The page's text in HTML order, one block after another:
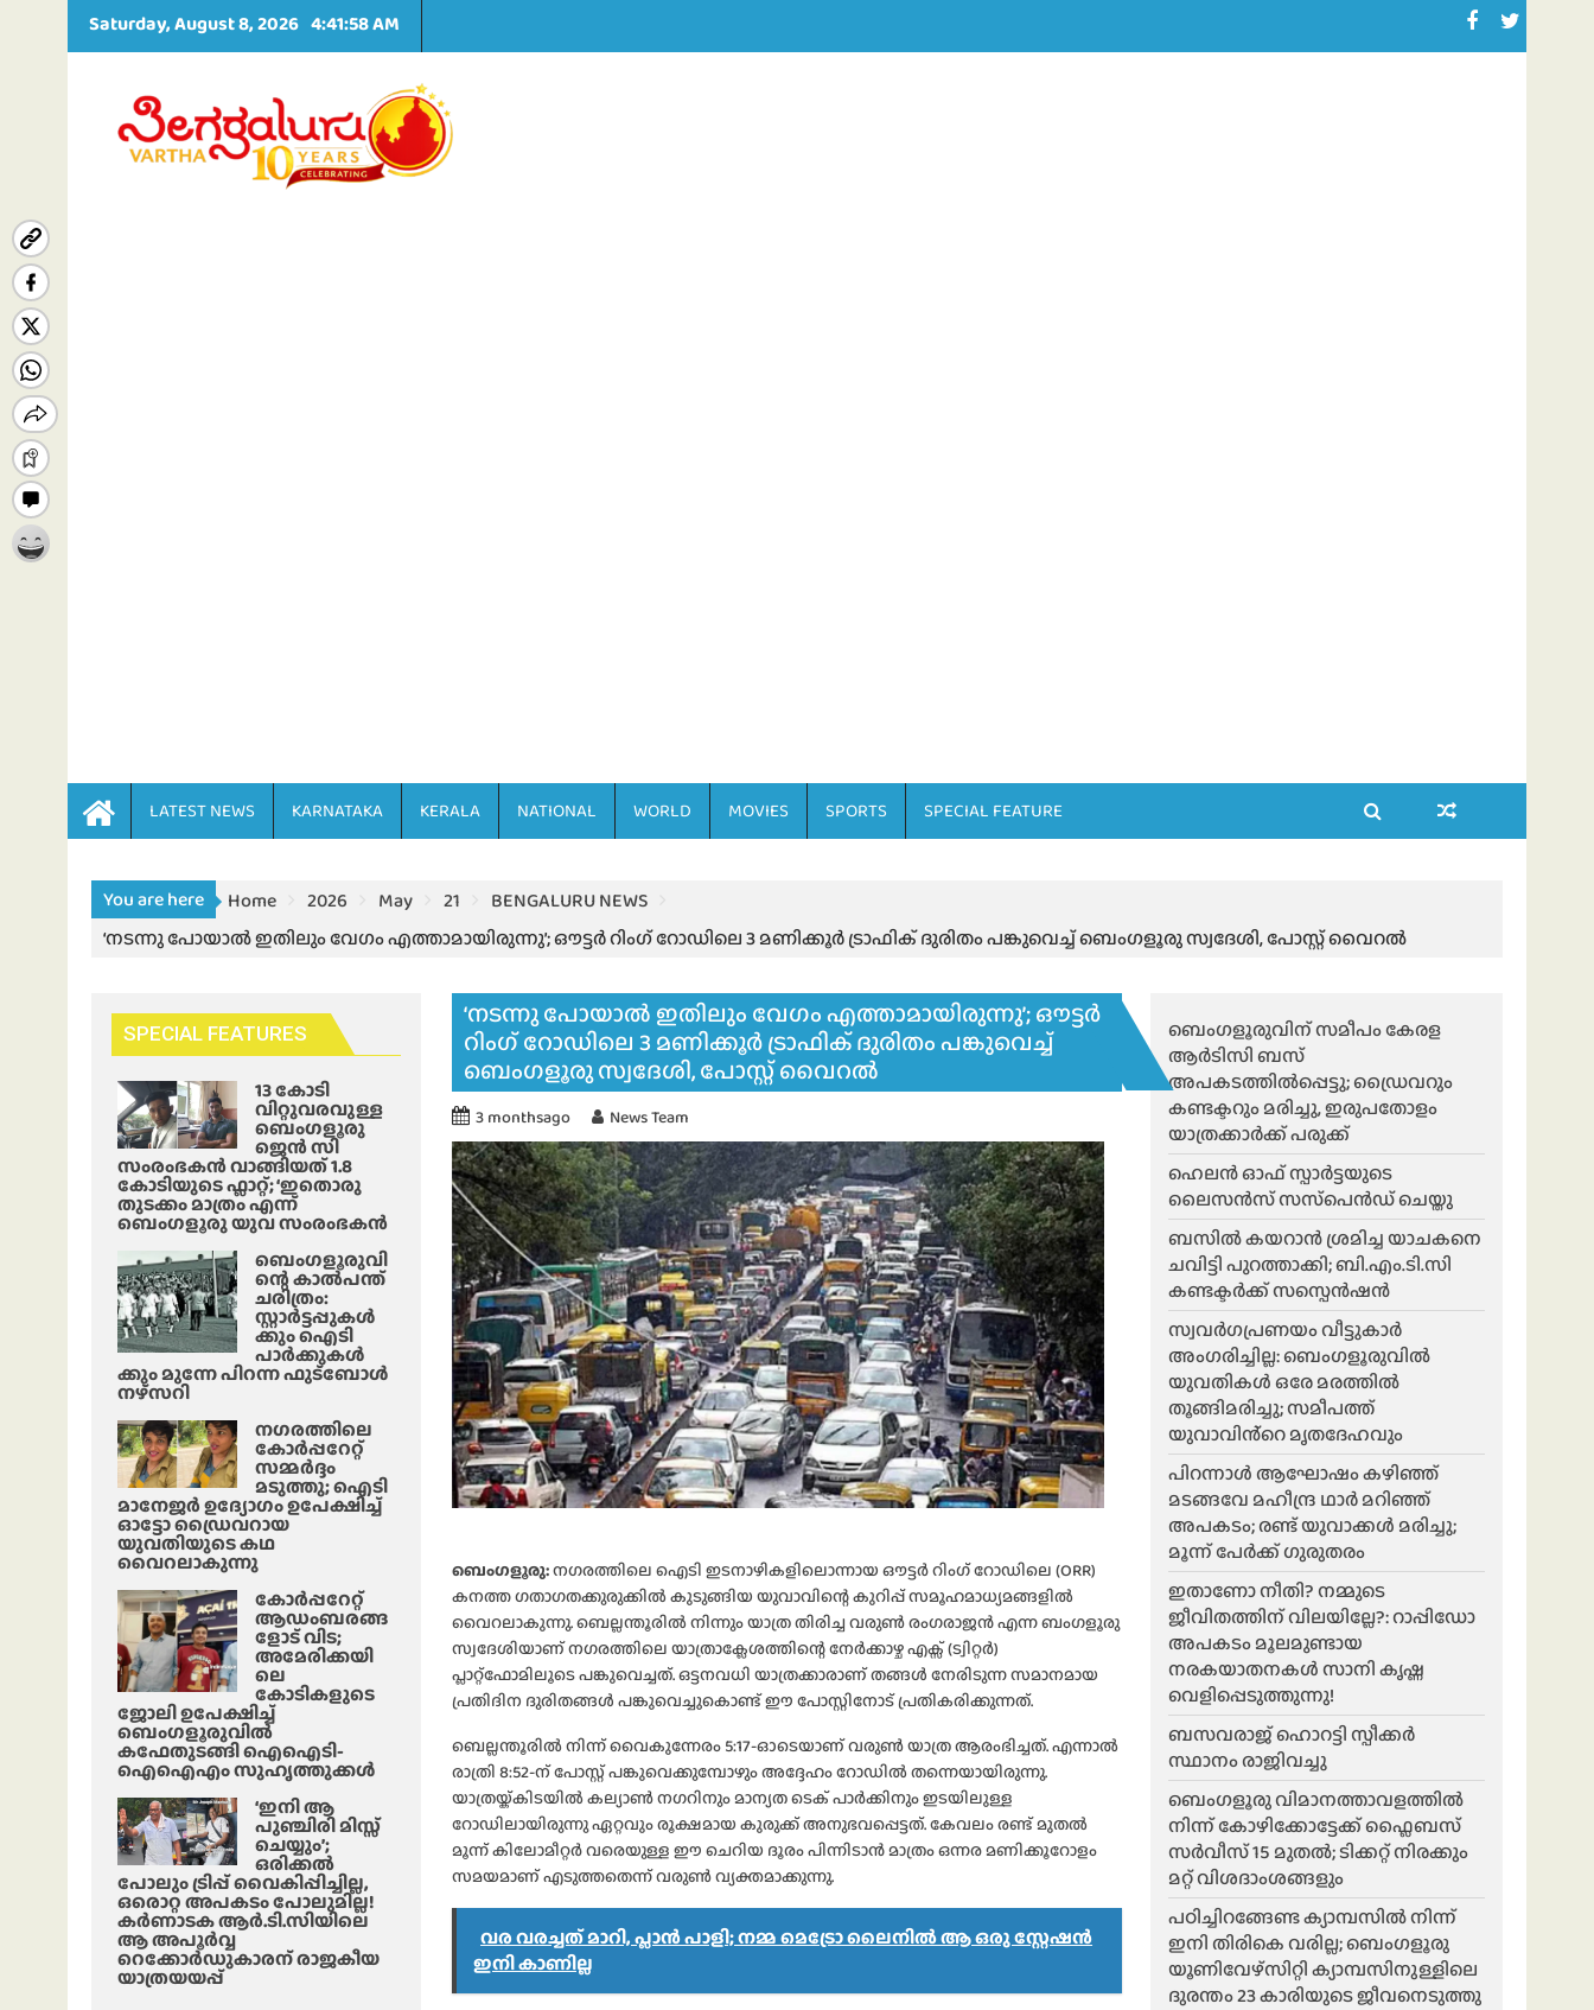
Saturday, August 8, 2026 4:41:59 AM
LATEST NEWS KARNATAKA KERALA NATIONAL WORLD MOVIES SPORTS SPECIAL FEATURE
You are here Home 2026 May 21
BENGALURU NEWS
‘നടന്നു പോയാൽ ഇതിലും വേഗം എത്താമായിരുന്നു’; ഔട്ടർ റിംഗ് റോഡിലെ 3 മണിക്കൂർ ട്രാഫിക് ദുരിതം പങ്കുവെച്ച് ബെംഗളൂരു സ്വദേശി, പോസ്റ്റ് വൈറൽ
‘നടന്നു പോയാൽ ഇതിലും വേഗം എത്താമായിരുന്നു’; ഔട്ടർ
റിംഗ് റോഡിലെ 3 മണിക്കൂർ ട്രാഫിക് ദുരിതം പങ്കുവെച്ച്
ബെംഗളൂരു സ്വദേശി, പോസ്റ്റ് വൈറൽ
3 monthsago News Team
ബെംഗളൂരു:നഗരത്തിലെ ഐടി ഇടനാഴികളിലൊന്നായ ഔട്ടർ റിംഗ് റോഡിലെ (ORR)
കനത്ത ഗതാഗതക്കുരുക്കിൽ കുടുങ്ങിയ യുവാവിന്റെ കുറിപ്പ് സമൂഹമാധ്യമങ്ങളിൽ
വൈറലാകുന്നു. ബെല്ലന്തൂരിൽ നിന്നും യാത്ര തിരിച്ച വരുൺ രംഗരാജൻ എന്ന ബംഗളൂരു
സ്വദേശിയാണ് നഗരത്തിലെ യാത്രാക്ലേശത്തിന്റെ നേർക്കാഴ്ച എക്സ് (ട്വിറ്റർ)
പ്ലാറ്റ്‌ഫോമിലൂടെ പങ്കുവെച്ചത്. ഒട്ടനവധി യാത്രക്കാരാണ് തങ്ങൾ നേരിടുന്ന സമാനമായ
പ്രതിദിന ദുരിതങ്ങൾ പങ്കുവെച്ചുകൊണ്ട് ഈ പോസ്റ്റിനോട് പ്രതികരിക്കുന്നത്.
ബെല്ലന്തൂരിൽ നിന്ന് വൈകുന്നേരം 5:17-ഓടെയാണ് വരുൺ യാത്ര ആരംഭിച്ചത്. എന്നാൽ
രാത്രി 8:52-ന് പോസ്റ്റ് പങ്കുവെക്കുമ്പോഴും അദ്ദേഹം റോഡിൽ തന്നെയായിരുന്നു.
യാത്രയ്ക്കിടയിൽ കല്യാൺ നഗറിനും മാന്യത ടെക് പാർക്കിനും ഇടയിലുള്ള
റോഡിലായിരുന്നു ഏറ്റവും രൂക്ഷമായ കുരുക്ക് അനുഭവപ്പെട്ടത്. കേവലം രണ്ട് മുതൽ
മൂന്ന് കിലോമീറ്റർ വരെയുള്ള ഈ ചെറിയ ദൂരം പിന്നിടാൻ മാത്രം ഒന്നര മണിക്കൂറോളം
സമയമാണ് എടുത്തതെന്ന് വരുൺ വ്യക്തമാക്കുന്നു.
വര വരച്ചത് മാറി, പ്ലാൻ പാളി; നമ്മ മെട്രോ ലൈനിൽ ആ ഒരു സ്റ്റേഷൻ
ഇനി കാണില്ല
SPECIAL FEATURES
13 കോടി
വിറ്റുവരവുള്ള
ബെംഗളൂരു
ജെൻ സി
സംരംഭകൻ വാങ്ങിയത് 1.8
കോടിയുടെ ഫ്ലാറ്റ്; ‘ഇതൊരു
തുടക്കം മാത്രം എന്ന്
ബെംഗളൂരു യുവ സംരംഭകൻ
ബെംഗളൂരുവി
ന്റെ കാൽപന്ത്
ചരിത്രം:
സ്റ്റാർട്ടപ്പുകൾ
ക്കും ഐടി
പാർക്കുകൾ
ക്കും മുന്നേ പിറന്ന ഫുട്ബോൾ
നഴ്സറി
നഗരത്തിലെ
കോർപ്പറേറ്റ്
സമ്മർദ്ദം
മടുത്തു; ഐടി
മാനേജർ ഉദ്യോഗം ഉപേക്ഷിച്ച്
ഓട്ടോ ഡ്രൈവറായ
യുവതിയുടെ കഥ
വൈറലാകുന്നു
കോർപ്പറേറ്റ്
ആഡംബരങ്ങ
ളോട് വിട;
അമേരിക്കയി
ലെ
കോടികളുടെ
ജോലി ഉപേക്ഷിച്ച്
ബെംഗളൂരുവിൽ
കഫേതുടങ്ങി ഐഐടി-
ഐഐഎം സുഹൃത്തുക്കൾ
‘ഇനി ആ
പുഞ്ചിരി മിസ്സ്
ചെയ്യും’;
ഒരിക്കൽ
പോലും ട്രിപ്പ് വൈകിപ്പിച്ചില്ല,
ഒരൊറ്റ അപകടം പോലുമില്ല!
കർണാടക ആർ.ടി.സിയിലെ
ആ അപൂർവ്വ
റെക്കോർഡുകാരന് രാജകീയ
യാത്രയയപ്പ്
ബെംഗളൂരുവിന് സമീപം കേരള
ആർടിസി ബസ്
അപകടത്തിൽപ്പെട്ടു; ഡ്രൈവറും
കണ്ടക്ടറും മരിച്ചു, ഇരുപതോളം
യാത്രക്കാർക്ക് പരുക്ക്
ഹെലന്‍ ഓഫ് സ്പാര്‍ട്ടയുടെ
ലൈസന്‍സ് സസ്‌പെന്‍ഡ് ചെയ്തു
ബസിൽ കയറാൻ ശ്രമിച്ച യാചകനെ
ചവിട്ടി പുറത്താക്കി; ബി.എം.ടി.സി
കണ്ടക്ടർക്ക് സസ്പെൻഷൻ
സ്വവർഗപ്രണയം വീട്ടുകാർ
അംഗരിച്ചില്ല: ബെംഗളൂരുവിൽ
യുവതികൾ ഒരേ മരത്തിൽ
തൂങ്ങിമരിച്ചു; സമീപത്ത്
യുവാവിൻ്റെ മൃതദേഹവും
പിറന്നാൾ ആഘോഷം കഴിഞ്ഞ്
മടങ്ങവേ മഹീന്ദ്ര ഥാർ മറിഞ്ഞ്
അപകടം; രണ്ട് യുവാക്കൾ മരിച്ചു;
മൂന്ന് പേർക്ക് ഗുരുതരം
ഇതാണോ നീതി? നമ്മുടെ
ജീവിതത്തിന് വിലയില്ലേ?: റാപ്പിഡോ
അപകടം മൂലമുണ്ടായ
നരകയാതനകൾ സാനി കൃഷ്ണ
വെളിപ്പെടുത്തുന്നു!
ബസവരാജ് ഹൊറട്ടി സ്പീക്കർ
സ്ഥാനം രാജിവച്ചു
ബെംഗളൂരു വിമാനത്താവളത്തിൽ
നിന്ന് കോഴിക്കോട്ടേക്ക് ഫ്ലൈബസ്
സർവീസ് 15 മുതൽ; ടിക്കറ്റ് നിരക്കും
മറ്റ് വിശദാംശങ്ങളും
പഠിച്ചിറങ്ങേണ്ട ക്യാമ്പസിൽ നിന്ന്
ഇനി തിരികെ വരില്ല; ബെംഗളൂരു
യൂണിവേഴ്സിറ്റി ക്യാമ്പസിനുള്ളിലെ
ദുരന്തം 23 കാരിയുടെ ജീവനെടുത്തു